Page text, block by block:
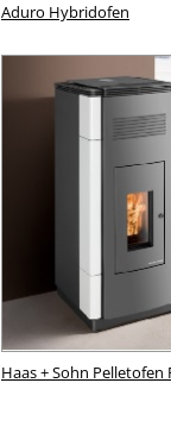
Aduro Hybridofen
Haas + Sohn Pelletofen